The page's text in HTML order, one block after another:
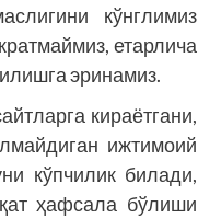
кўнглимиз
етарлича
эринамиз.
кираётгани,
ижтимоий
кўпчилик билади,
ҳафсала бўлиши